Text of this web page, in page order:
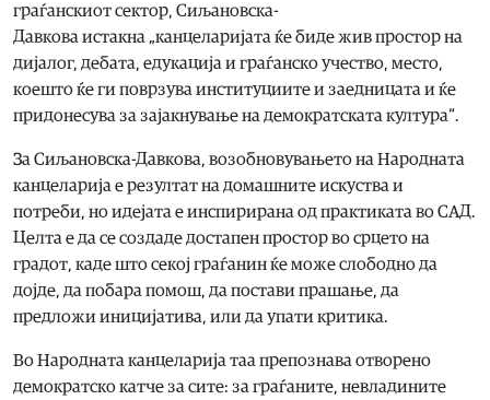
граѓанскиот сектор, Сиљановска-
Давкова истакна „канцеларијата ќе биде жив простор на
дијалог, дебата, едукација и граѓанско учество, место,
коешто ќе ги поврзува институциите и заедницата и ќе
придонесува за зајакнување на демократската култура“.
За Сиљановска-Давкова, возобновувањето на Народната
канцеларија е резултат на домашните искуства и
потреби, но идејата е инспирирана од практиката во САД.
Целта е да се создаде достапен простор во срцето на
градот, каде што секој граѓанин ќе може слободно да
дојде, да побара помош, да постави прашање, да
предложи иницијатива, или да упати критика.
Во Народната канцеларија таа препознава отворено
демократско катче за сите: за граѓаните, невладините